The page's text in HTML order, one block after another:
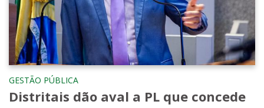
GESTÃO PÚBLICA
Distritais dão aval a PL que concede